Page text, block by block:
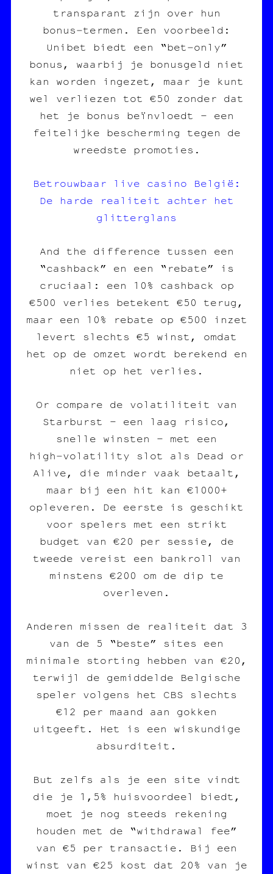
transparant zijn over hun
bonus‑termen. Een voorbeeld:
Unibet biedt een “bet‑only”
bonus, waarbij je bonusgeld niet
kan worden ingezet, maar je kunt
wel verliezen tot €50 zonder dat
het je bonus beïnvloedt – een
feitelijke bescherming tegen de
wreedste promoties.
Betrouwbaar live casino België:
De harde realiteit achter het
glitterglans
And the difference tussen een
“cashback” en een “rebate” is
cruciaal: een 10% cashback op
€500 verlies betekent €50 terug,
maar een 10% rebate op €500 inzet
levert slechts €5 winst, omdat
het op de omzet wordt berekend en
niet op het verlies.
Or compare de volatiliteit van
Starburst – een laag risico,
snelle winsten – met een
high‑volatility slot als Dead or
Alive, die minder vaak betaalt,
maar bij een hit kan €1000+
opleveren. De eerste is geschikt
voor spelers met een strikt
budget van €20 per sessie, de
tweede vereist een bankroll van
minstens €200 om de dip te
overleven.
Anderen missen de realiteit dat 3
van de 5 “beste” sites een
minimale storting hebben van €20,
terwijl de gemiddelde Belgische
speler volgens het CBS slechts
€12 per maand aan gokken
uitgeeft. Het is een wiskundige
absurditeit.
But zelfs als je een site vindt
die je 1,5% huisvoordeel biedt,
moet je nog steeds rekening
houden met de “withdrawal fee”
van €5 per transactie. Bij een
winst van €25 kost dat 20% van je